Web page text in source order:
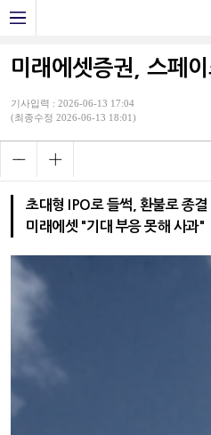
미래에셋증권, 스페
기사입력 : 2026-06-13 17:04
(최종수정 2026-06-13 18:01)
초대형 IPO로 들썩, 환불로 종결
미래에셋 "기대 부응 못해 사과"